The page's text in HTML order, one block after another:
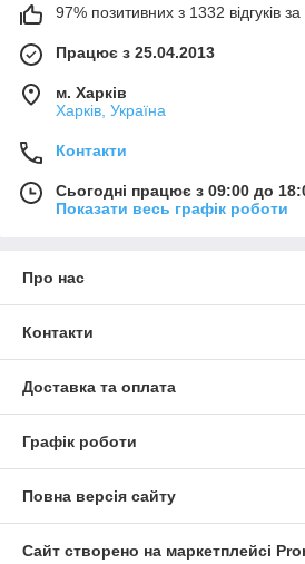
97% позитивних з 1332 відгуків за
Працює з 25.04.2013
м. Харків
Харків, Україна
Контакти
Сьогодні працює з 09:00 до
Показати весь графік роботи
Про нас
Контакти
Доставка та оплата
Графік роботи
Повна версія сайту
Сайт створено на маркетплейсі